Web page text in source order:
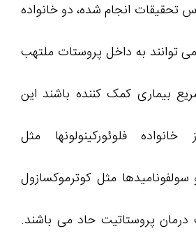
تحقیقات انجام شده، دو خانواده
توانند به داخل پروستات ملتهب
بیماری کمک کننده باشند این
خانواده فلوئورکینولونها مثل
مثل کوترموکسازول
پروستاتیت حاد می باشند.